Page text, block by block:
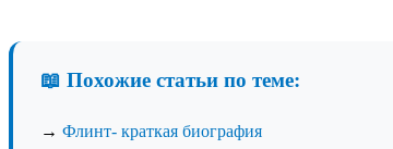
📖 Похожие статьи по теме:
→ Флинт- краткая биография